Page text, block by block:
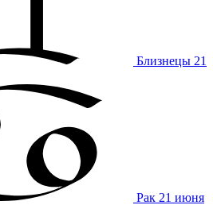
Близнецы 21
Рак 21 июня